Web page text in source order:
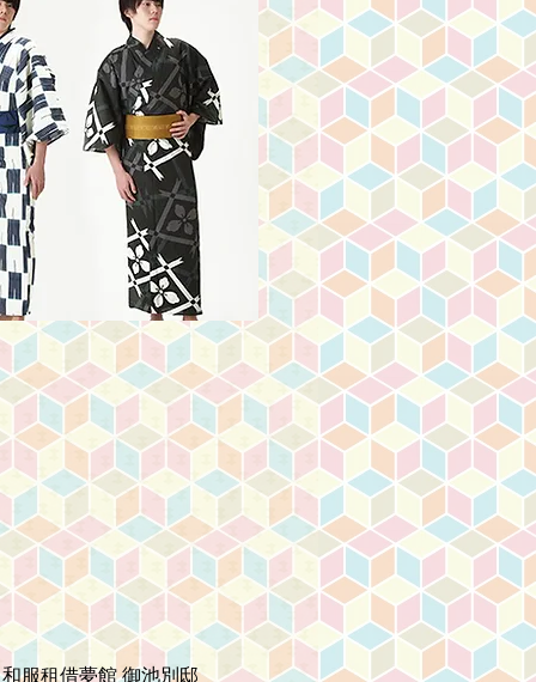
​和服租借夢館 御池別邸